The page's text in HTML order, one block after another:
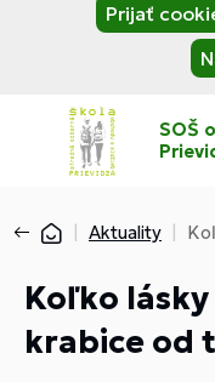
Prijať
SOŠ
Aktuality
Koľko
krabice od